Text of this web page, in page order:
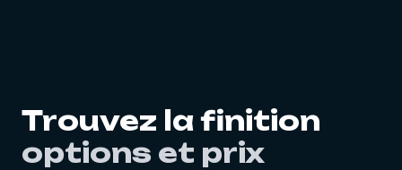
Trouvez la finition
options et prix